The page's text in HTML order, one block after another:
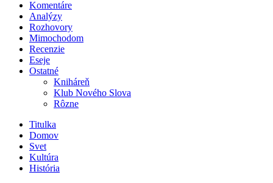
Komentáre
Analýzy
Rozhovory
Mimochodom
Recenzie
Eseje
Ostatné
Kniháreň
Klub Nového Slova
Rôzne
Titulka
Domov
Svet
Kultúra
História